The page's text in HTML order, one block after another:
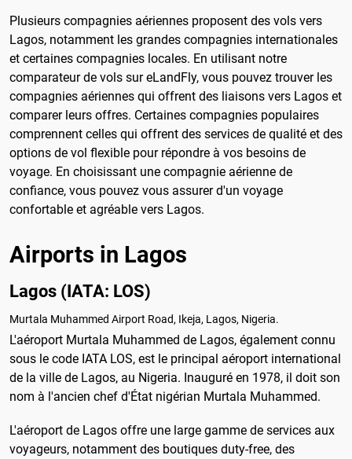
Plusieurs compagnies aériennes proposent des vols vers
Lagos, notamment les grandes compagnies internationales
et certaines compagnies locales. En utilisant notre
comparateur de vols sur eLandFly, vous pouvez trouver les
compagnies aériennes qui offrent des liaisons vers Lagos et
comparer leurs offres. Certaines compagnies populaires
comprennent celles qui offrent des services de qualité et des
options de vol flexible pour répondre à vos besoins de
voyage. En choisissant une compagnie aérienne de
confiance, vous pouvez vous assurer d'un voyage
confortable et agréable vers Lagos.
Airports in Lagos
Lagos (IATA: LOS)
Murtala Muhammed Airport Road, Ikeja, Lagos, Nigeria.
L'aéroport Murtala Muhammed de Lagos, également connu
sous le code IATA LOS, est le principal aéroport international
de la ville de Lagos, au Nigeria. Inauguré en 1978, il doit son
nom à l'ancien chef d'État nigérian Murtala Muhammed.
L'aéroport de Lagos offre une large gamme de services aux
voyageurs, notamment des boutiques duty-free, des